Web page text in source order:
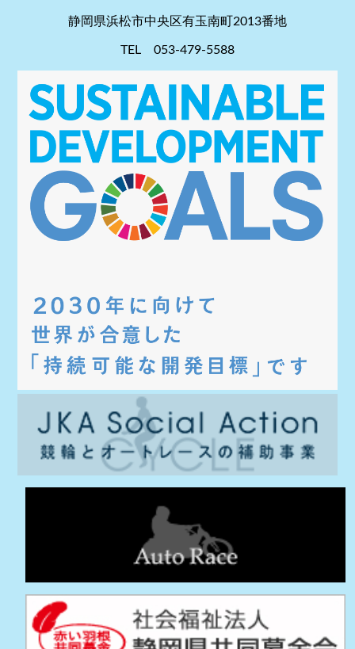
静岡県浜松市中央区有玉南町2013番地
TEL 053-479-5588